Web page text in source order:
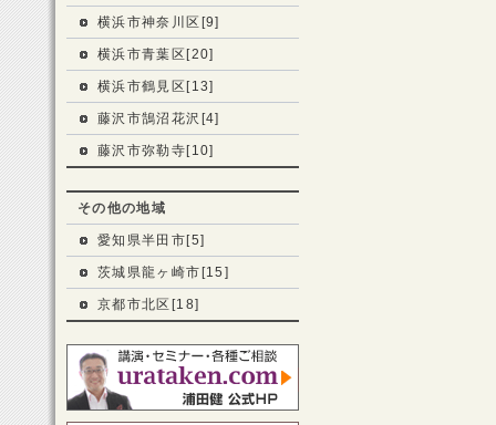
横浜市神奈川区[9]
横浜市青葉区[20]
横浜市鶴見区[13]
藤沢市鵠沼花沢[4]
藤沢市弥勒寺[10]
その他の地域
愛知県半田市[5]
茨城県龍ヶ崎市[15]
京都市北区[18]